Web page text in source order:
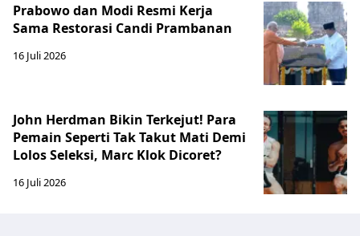
Prabowo dan Modi Resmi Kerja
Sama Restorasi Candi Prambanan
16 Juli 2026
John Herdman Bikin Terkejut! Para
Pemain Seperti Tak Takut Mati Demi
Lolos Seleksi, Marc Klok Dicoret?
16 Juli 2026